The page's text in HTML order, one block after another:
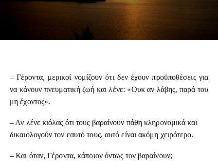
– Γέροντα, μερικοί νομίζουν ότι δεν έχουν προϋποθέσεις για
να κάνουν πνευματική ζωή και λένε: «Ουκ αν λάβης, παρά του
μη έχοντος».
– Αν λένε κιόλας ότι τους βαραίνουν πάθη κληρονομικά και
δικαιολογούν τον εαυτό τους, αυτό είναι ακόμη χειρότερο.
– Και όταν, Γέροντα, κάποιον όντως τον βαραίνουν;